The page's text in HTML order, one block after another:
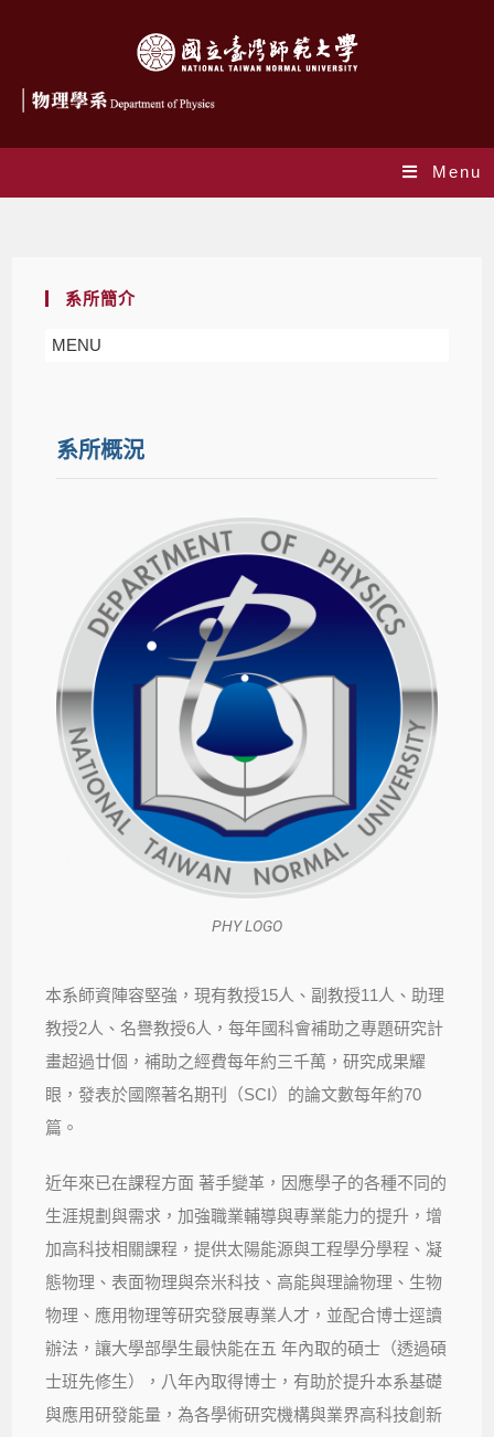
Menu
系所簡介
MENU
系所概況
PHY LOGO
本系師資陣容堅強，現有教授15人、副教授11人、助理
教授2人、名譽教授6人，每年國科會補助之專題研究計
畫超過廿個，補助之經費每年約三千萬，研究成果耀
眼，發表於國際著名期刊（SCI）的論文數每年約70
篇。
近年來已在課程方面 著手變革，因應學子的各種不同的
生涯規劃與需求，加強職業輔導與專業能力的提升，增
加高科技相關課程，提供太陽能源與工程學分學程、凝
態物理、表面物理與奈米科技、高能與理論物理、生物
物理、應用物理等研究發展專業人才，並配合博士逕讀
辦法，讓大學部學生最快能在五 年內取的碩士（透過碩
士班先修生），八年內取得博士，有助於提升本系基礎
與應用研發能量，為各學術研究機構與業界高科技創新